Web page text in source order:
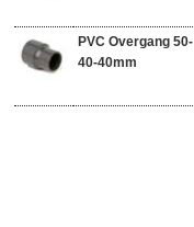
PVC Overgang 50-
40-40mm